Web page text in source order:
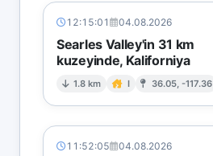
12:15:01 04.08.2026
Searles Valley'in 31 km
kuzeyinde, Kaliforniya
1.8 km I 36.05, -117.36
11:52:05 04.08.2026